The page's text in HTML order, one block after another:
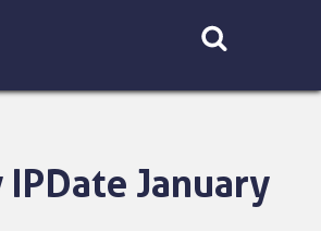
IPDate January